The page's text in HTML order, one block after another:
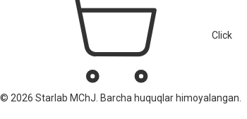
Click
© 2026 Starlab MChJ. Barcha huquqlar himoyalangan.